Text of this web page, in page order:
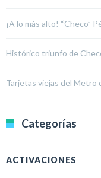
¡A lo más alto! “Checo”
Histórico triunfo de
Tarjetas viejas del Metro
Categorías
ACTIVACIONES